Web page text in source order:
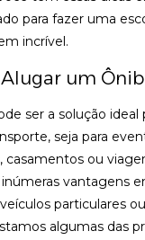
para fazer uma
incrível.
um
ser a solução ideal
seja para
casamentos ou
vantagens
particulares
algumas das